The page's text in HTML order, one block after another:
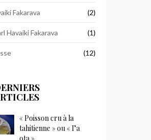
Fakarava (2)
Havaiki Fakarava (1)
(12)
« Poisson cru à la
tahitienne » ou « I’a